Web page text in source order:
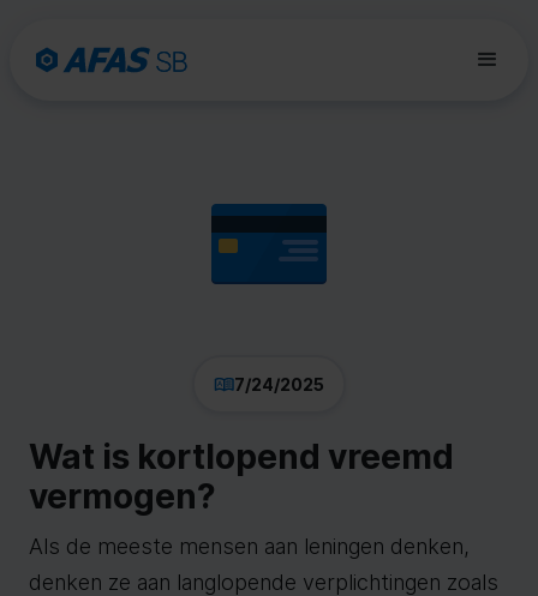
7/24/2025
Wat is kortlopend vreemd
vermogen?
Als de meeste mensen aan leningen denken,
denken ze aan langlopende verplichtingen zoals